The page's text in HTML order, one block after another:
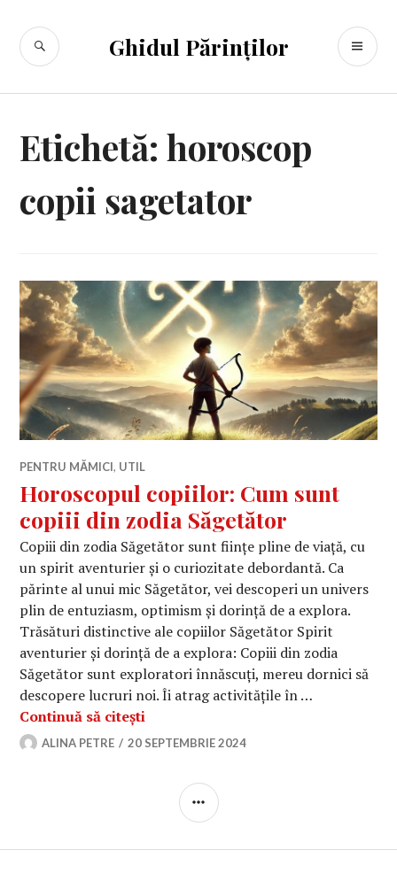
conținut
Ghidul Părinților
CĂUTARE
Etichetă:horoscop
copii sagetator
PENTRU MĂMICI, UTIL
Horoscopul copiilor: Cum sunt
copiii din zodia Săgetător
Copiii din zodia Săgetător sunt ființe pline de viață, cu
un spirit aventurier și o curiozitate debordantă. Ca
părinte al unui mic Săgetător, vei descoperi un univers
plin de entuziasm, optimism și dorință de a explora.
Trăsături distinctive ale copiilor Săgetător Spirit
aventurier și dorință de a explora: Copiii din zodia
Săgetător sunt exploratori înnăscuți, mereu dornici să
descopere lucruri noi. Îi atrag activitățile în …
Continuă să citești
ALINA PETRE 20 SEPTEMBRIE 2024
BARĂ